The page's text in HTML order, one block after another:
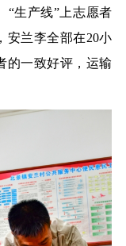
“生产线”上志愿者
安兰李全部在20小
的一致好评，运输